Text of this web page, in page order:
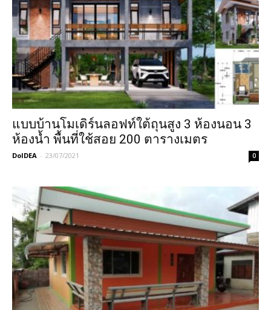
แบบบ้านโมเดิร์นลอฟท์ใต้ถุนสูง 3 ห้องนอน 3
ห้องน้ำ พื้นที่ใช้สอย 200 ตารางเมตร
DoIDEA - 23/07/2021 0